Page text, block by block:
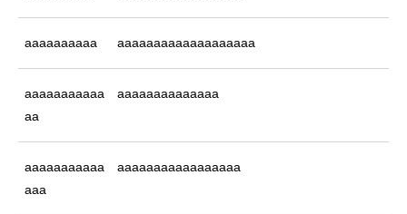
aaaaaaaaaa aaaaaaaaaaaaaaaaaaa
aaaaaaaaaaa
aa
aaaaaaaaaaaaaa
aaaaaaaaaaa
aaa
aaaaaaaaaaaaaaaaa